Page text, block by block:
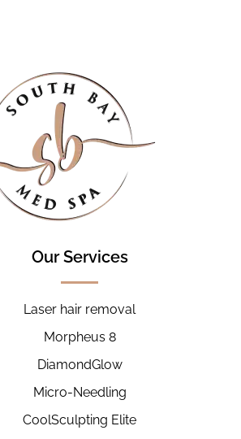
Our Services
Laser hair removal
Morpheus 8
DiamondGlow
Micro-Needling
CoolSculpting Elite